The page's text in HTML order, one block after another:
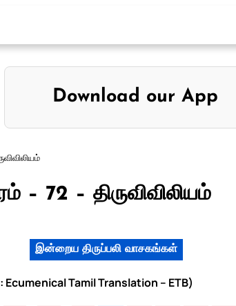
Download our App
– 72 – திருவிவிலியம்
இன்றைய திருப்பலி வாசகங்கள்
Tamil Translation – ETB)